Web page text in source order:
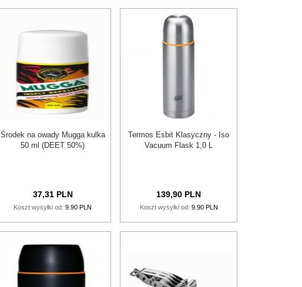
Środek na owady Mugga kulka
50 ml (DEET 50%)
37,31 PLN
Koszt wysyłki od:9.90 PLN
Termos Esbit Klasyczny - Iso
Vacuum Flask 1,0 L
139,90 PLN
Koszt wysyłki od: 9.90 PLN